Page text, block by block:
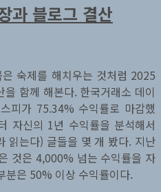
민
그
엄
의
30
년
수
익
률
과 블로그 결산
숙제를 해치우는 것처럼 2025
함께 해본다. 한국거래소 데이
피가 75.34% 수익률로 마감했
자신의 1년 수익률을 분석해서
읽는다) 글들을 몇 개 봤다. 지난
것은 4,000% 넘는 수익률을 자
분은 50% 이상 수익률이다.